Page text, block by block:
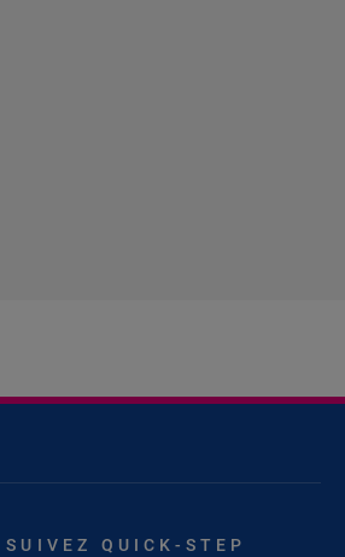
SUIVEZ QUICK-STEP